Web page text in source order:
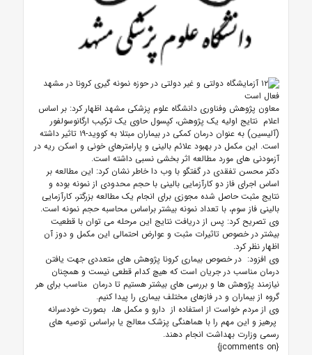
معاون پژوهش وفناوری دانشگاه علوم پزشکی مشهد اظهار کرد: بر اساس
اعلام نتایج اولیه یک پژوهش، کپسول حاوی یک ترکیب ارگانوسولفور
(آلیسین) به عنوان درمان کمکی در بیماران مبتلا به کووید-۱۹ تاثیر داشته
است. این مکمل در بهبود علائم بالینی و پارامترهای خونی و اسکن ریه در
آزمودنی های مورد مطالعه اثر بخشی نسبی داشته است.
دکتر محسن تفقدی در گفتگو با وب دا خاطر نشان کرد: این مطالعه بر
اساس اجرای فاز دو کارآزمایی بالینی با حجم محدودی از نمونه بوده و
نتایج مثبت حاصل شده مجوزی برای انجام یک مطالعه بزرگتر، کارآزمایی
بالینی فاز سوم، با تعداد نمونه بیشتر براساس محاسبه حجم نمونه است.
وی تصریح کرد: پس از دریافت نتایج این مرحله می توان با قطعیت
بیشتر در خصوص تاثیرات مثبت و عوارض احتمالی این مکمل و دوز آن
اظهار نظر کرد.
وی افزود: در خصوص بیماری کرونا پژوهش های متعددی جهت یافتن
درمان مناسب در جریان است که هیچ کدام قطعی نیست و همچنان
نیازمند پژوهش ها و بررسی های بیشتر هستیم تا درمان مناسب برای هر
گروه از بیماران و در فازهای مختلف بیماری را پیدا کنیم.
وی از مردم خواست از استفاده از دارو و مکمل ها، بصورت خودسرانه
پرهیز و این مهم را با هماهنگی پزشک معالج یا براساس توصیه های
رسمی وزارت بهداشت انجام دهند.
{jcomments on}